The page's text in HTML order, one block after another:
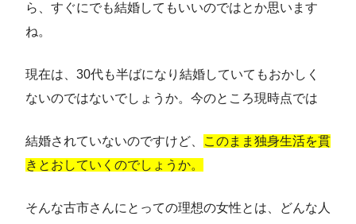
ら、すぐにでも結婚してもいいのではとか思います
ね。
現在は、30代も半ばになり結婚していてもおかしく
ないのではないでしょうか。今のところ現時点では
結婚されていないのですけど、
このまま独身生活を貫
きとおしていくのでしょうか。
そんな古市さんにとっての理想の女性とは、どんな人